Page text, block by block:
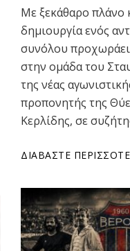
Με ξεκάθαρο πλάνο
δημιουργία ενός
συνόλου
στην ομάδα του
της νέας
προπονητής της
Κερλίδης, σε
ΔΙΑΒΆΣΤΕ